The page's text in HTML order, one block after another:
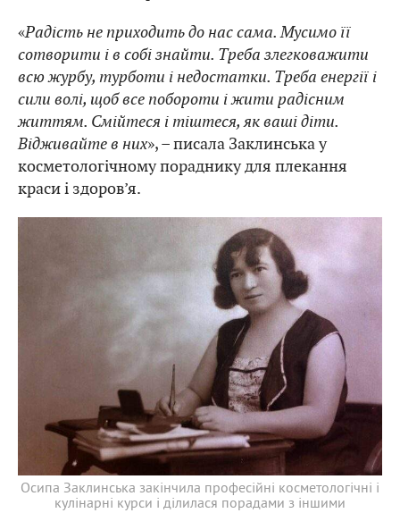
«Радість не приходить до нас сама. Мусимо її
сотворити і в собі знайти. Треба злегковажити
всю журбу, турботи і недостатки. Треба енергії і
сили волі, щоб все побороти і жити радісним
життям. Смійтеся і тіштеся, як ваші діти.
Відживайте в них», – писала Заклинська у
косметологічному пораднику для плекання
краси і здоров’я.
Осипа Заклинська закінчила професійні косметологічні і
кулінарні курси і ділилася порадами з іншими